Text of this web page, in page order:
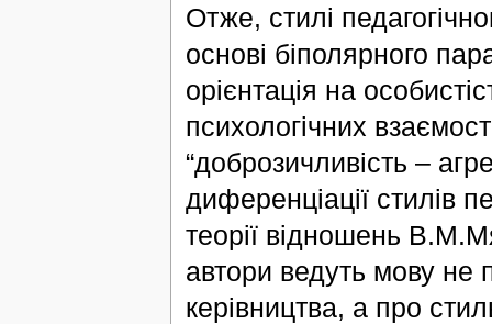
Отже, стилі
основі біполярного
орієнтація на
психологічних
“доброзичливість –
диференціації стилів
теорії відношень
автори ведуть мову не
керівництва, а про